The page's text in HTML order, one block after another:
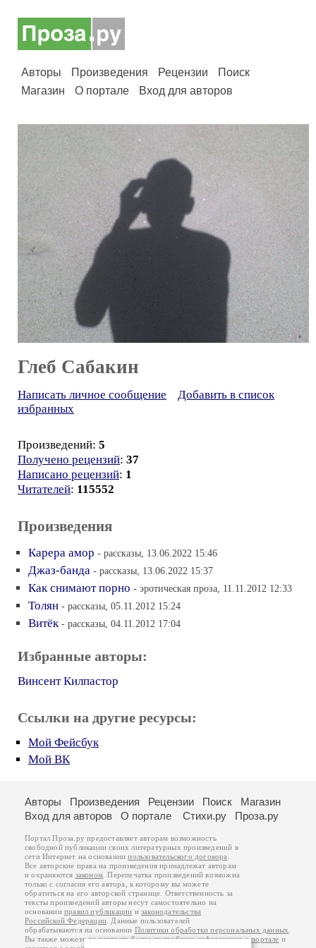
Авторы Произведения Рецензии
Поиск
Магазин
О портале Вход для авторов
Глеб Сабакин
Написать личное сообщение
Добавить в список
избранных
Произведений: 5
Получено рецензий: 37
Написано рецензий: 1
Читателей: 115552
Произведения
Карера амор - рассказы, 13.06.2022 15:46
Джаз-банда - рассказы, 13.06.2022 15:37
Как снимают порно - эротическая проза, 11.11.2012 12:33
Толян - рассказы, 05.11.2012 15:24
Витёк - рассказы, 04.11.2012 17:04
Избранные авторы:
Винсент Килпастор
Ссылки на другие ресурсы:
Мой Фейсбук
Мой ВК
Авторы Произведения Рецензии Поиск
Магазин
Вход для авторов
О портале Стихи.ру Проза.ру
Портал Проза.ру предоставляет авторам возможность
свободной публикации своих литературных произведений в
сети Интернет на основаниипользовательского договора
Все авторские права на произведения принадлежат авторам
и охраняются законом . Перепечатка произведений возможна
только с согласия его автора, к которому вы можете
обратиться на его авторской странице. Ответственность за
тексты произведений авторы несут самостоятельно на
основанииправил публикации изаконодательства
Российской Федерации . Данные пользователей
обрабатываются на основании Политики обработки персональных данных
Вы также можете посмотреть более подробнуюинформацию о портале и